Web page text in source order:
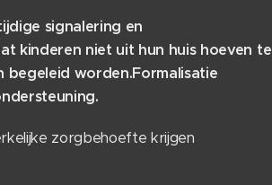
signalering en
kinderen niet uit hun huis hoeven te
begeleid worden.Formalisatie
zorgbehoefte krijgen